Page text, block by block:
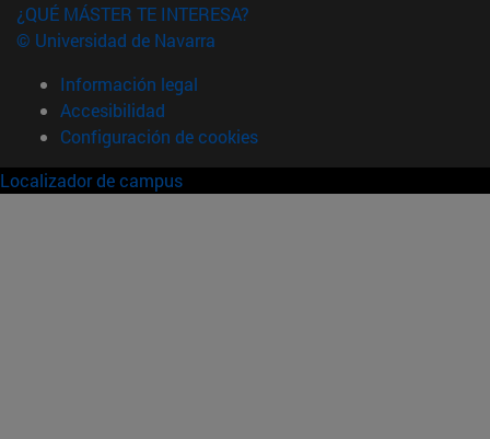
¿QUÉ MÁSTER TE INTERESA?
© Universidad de Navarra
Información legal
Accesibilidad
Configuración de cookies
Localizador de campus